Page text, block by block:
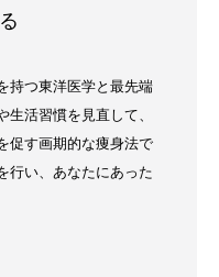
持つ東洋医学と最先端
活習慣を見直して、
促す画期的な痩身法で
行い、あなたにあった